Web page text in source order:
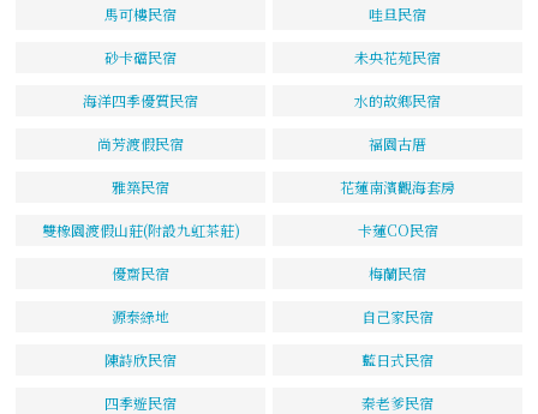
馬可樓民宿 哇旦民宿
砂卡礑民宿 未央花苑民宿
海洋四季優質民宿 水的故鄉民宿
尚芳渡假民宿 福園古厝
雅築民宿 花蓮南濱觀海套房
雙橡園渡假山莊(附設九虹茶莊) 卡蓮CO民宿
優齋民宿 梅蘭民宿
源泰綠地 自己家民宿
陳詩欣民宿 藍日式民宿
四季遊民宿 秦老爹民宿